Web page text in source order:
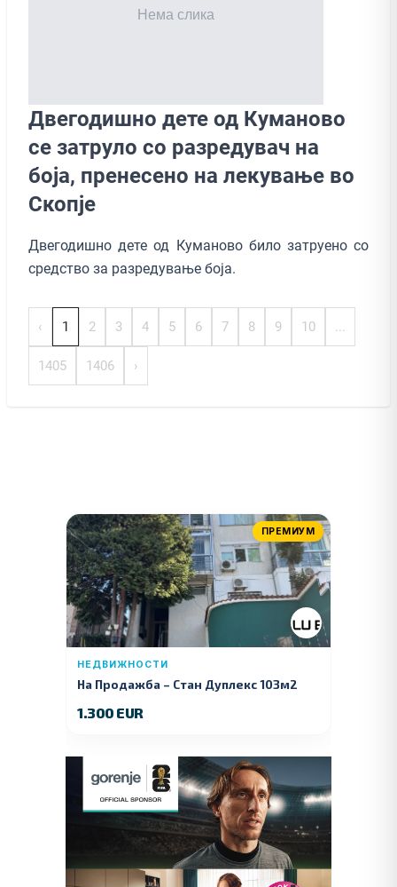
Двегодишно дете од Куманово
се затруло со разредувач на
боја, пренесено на лекување во
Скопје
Двегодишно дете од Куманово било затруено со
средство за разредување боја.
‹ 1 2 3 4 5 6 7 8 9 10 ...
1405 1406 ›
ПРЕМИУМ
НЕДВИЖНОСТИ
На Продажба – Стан Дуплекс 103м2
1.300 EUR